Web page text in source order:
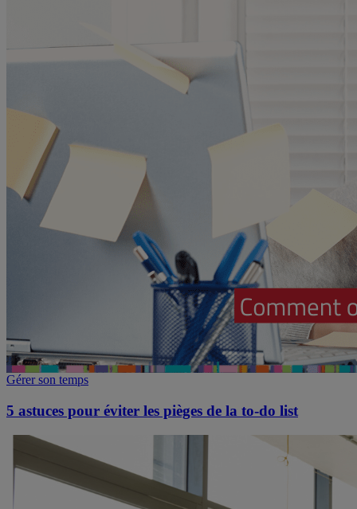
Gérer son temps
5 astuces pour éviter les pièges de la to-do list